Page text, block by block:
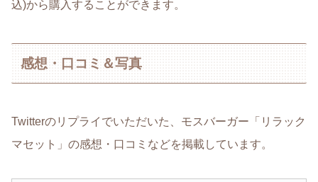
込)から購入することができます。
感想・口コミ＆写真
Twitterのリプライでいただいた、モスバーガー「リラック
マセット」の感想・口コミなどを掲載しています。